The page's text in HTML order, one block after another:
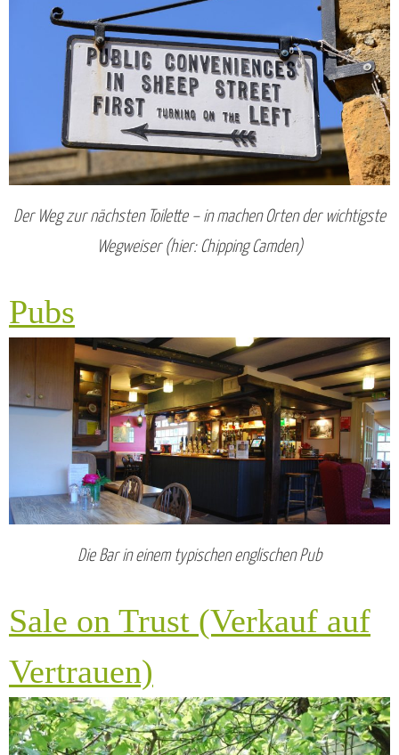
Der Weg zur nächsten Toilette – in machen Orten der wichtigste
Wegweiser (hier: Chipping Camden)
Pubs
Die Bar in einem typischen englischen Pub
Sale on Trust (Verkauf auf
Vertrauen)